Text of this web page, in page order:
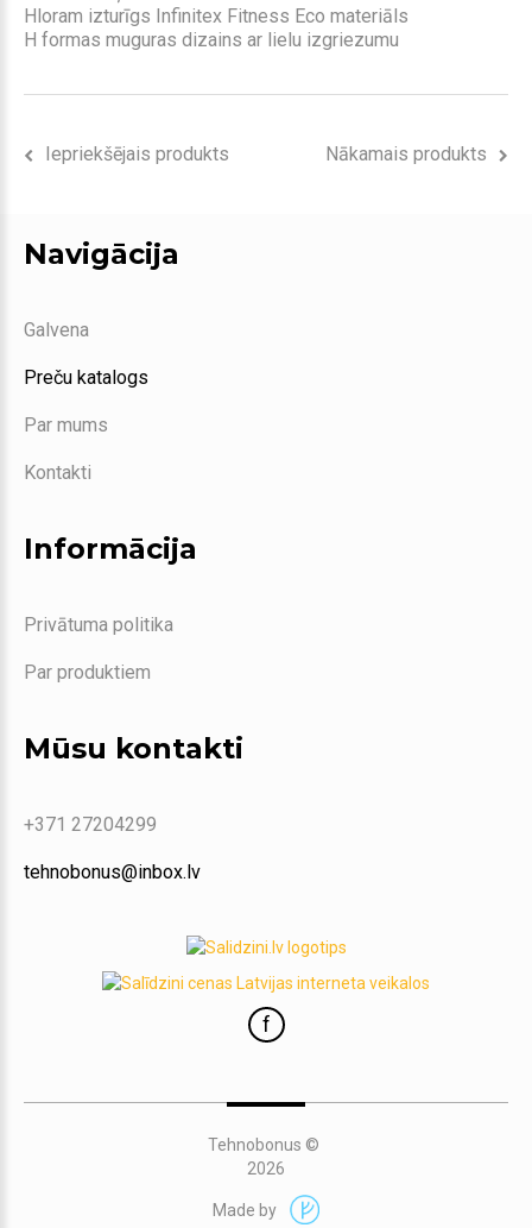
Hloram izturīgs Infinitex Fitness Eco materiāls
H formas muguras dizains ar lielu izgriezumu
Iepriekšējais produkts Nākamais produkts
Navigācija
Galvena
Preču katalogs
Par mums
Kontakti
Informācija
Privātuma politika
Par produktiem
Mūsu kontakti
+371 27204299
tehnobonus@inbox.lv
f
Tehnobonus ©
2026
Made by